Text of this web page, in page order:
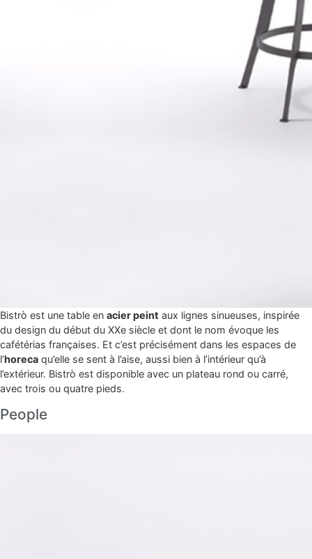
Bistrò est une table en acier peint aux lignes sinueuses, inspirée
du design du début du XXe siècle et dont le nom évoque les
cafétérias françaises. Et c’est précisément dans les espaces de
l’horeca qu’elle se sent à l’aise, aussi bien à l’intérieur qu’à
l’extérieur. Bistrò est disponible avec un plateau rond ou carré,
avec trois ou quatre pieds.
People